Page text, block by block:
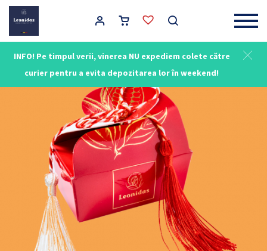
INFO! Pe timpul verii, vinerea NU expediem colete către
curier pentru a evita depozitarea lor în weekend!
Main Navigation